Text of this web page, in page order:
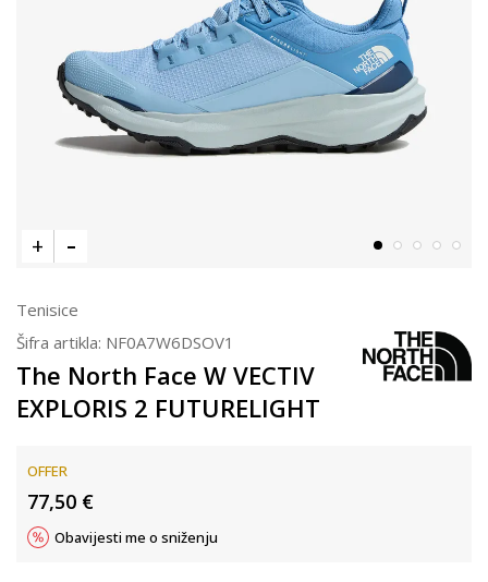
Tenisice
Šifra artikla: NF0A7W6DSOV1
The North Face W VECTIV
EXPLORIS 2 FUTURELIGHT
OFFER
77,50 €
Obavijesti me o sniženju